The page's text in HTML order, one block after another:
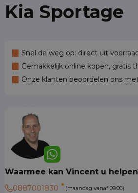
Kia Sportage
Snel de weg op: direct uit
Gemakkelijk online kopen, gratis
Onze klanten beoordelen ons
Waarmee kan Vincent u
0887001830
(maandag vanaf 09:00)